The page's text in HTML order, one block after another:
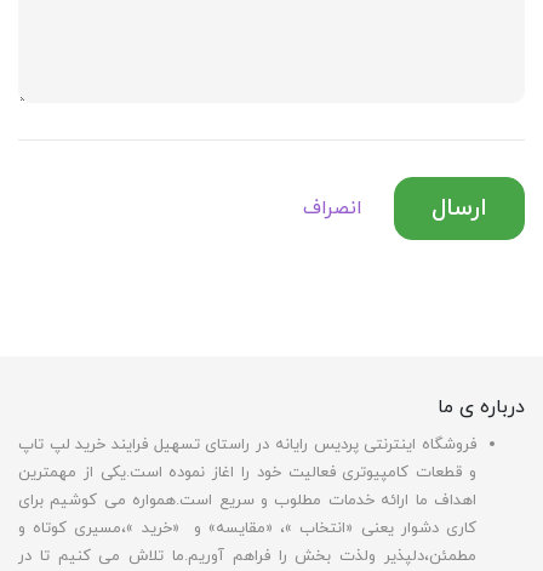
ارسال انصراف
درباره ی ما
فروشگاه اینترنتی پردیس رایانه در راستای تسهیل فرایند خرید لپ تاپ
و قطعات کامپیوتری فعالیت خود را اغاز نموده است.یکی از مهمترین
اهداف ما ارائه خدمات مطلوب و سریع است.همواره می کوشیم برای
کاری دشوار یعنی «انتخاب »، «مقایسه» و «خرید »،مسیری کوتاه و
مطمئن،دلپذیر ولذت بخش را فراهم آوریم.ما تلاش می کنیم تا در